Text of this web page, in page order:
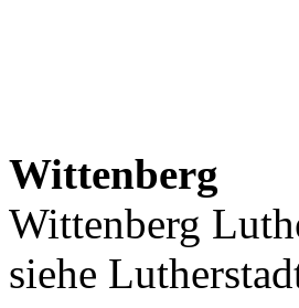
Wittenberg
Wittenberg
siehe